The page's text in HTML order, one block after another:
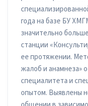
года на базе БУ
значительно
станции
ее протяжении.
жалоб и анамнеза»
специалитета и
опытом. Выявлены